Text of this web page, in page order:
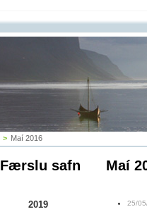
> Maí 2016
Færslu safn
2019
maí
25/